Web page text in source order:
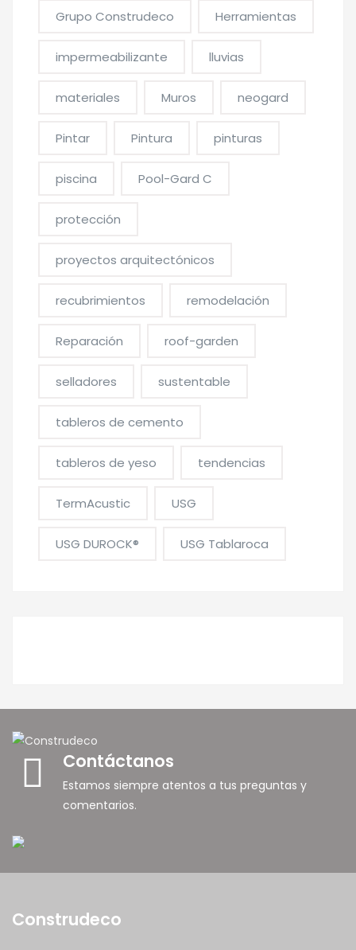
Grupo Construdeco Herramientas
impermeabilizante lluvias
materiales Muros neogard
Pintar Pintura pinturas
piscina Pool-Gard C
protección
proyectos arquitectónicos
recubrimientos remodelación
Reparación roof-garden
selladores sustentable
tableros de cemento
tableros de yeso tendencias
TermAcustic USG
USG DUROCK® USG Tablaroca
Contáctanos
Estamos siempre atentos a tus preguntas y
comentarios.
Construdeco